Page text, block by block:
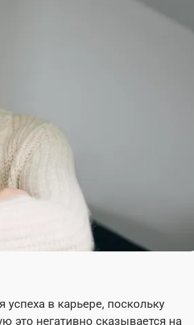
в карьере, поскольку
это негативно сказывается на